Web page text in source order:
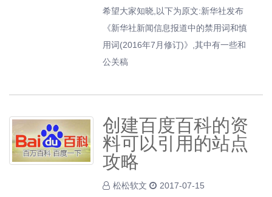
希望大家知晓,以下为原文:新华社发布
《新华社新闻信息报道中的禁用词和慎
用词(2016年7月修订)》,其中有一些和
公关稿
创建百度百科的资
料可以引用的站点
攻略
松松软文
2017-07-15